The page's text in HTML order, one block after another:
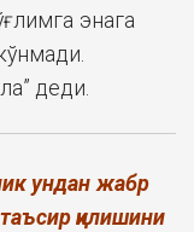
энага
деди.
ундан жабр
қилишини